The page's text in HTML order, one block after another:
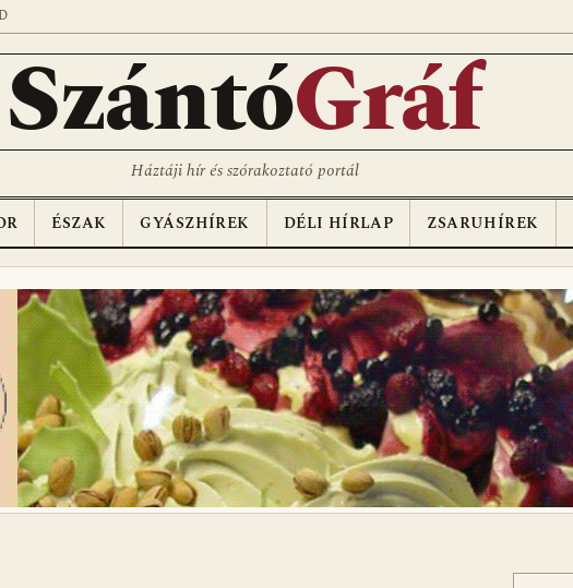
SzántóGráf
Háztáji hír és szórakoztató portál
ÉSZAK GYÁSZHÍREK DÉLI HÍRLAP ZSARUHÍREK